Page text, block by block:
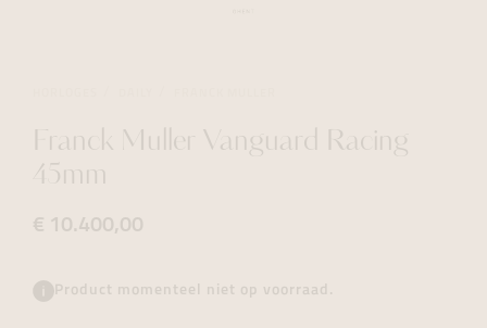
Franck Muller Vanguard Racing
45mm
€ 10.400,00
Product momenteel niet op voorraad.